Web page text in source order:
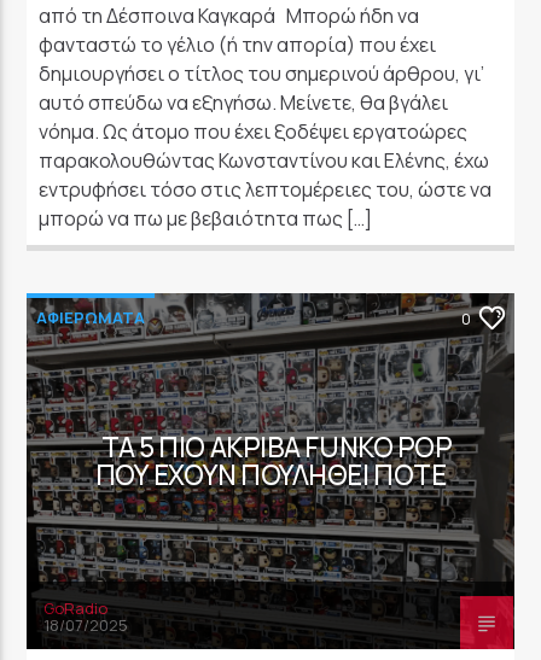
από τη Δέσποινα Καγκαρά Μπορώ ήδη να
φανταστώ το γέλιο (ή την απορία) που έχει
δημιουργήσει ο τίτλος του σημερινού άρθρου, γι’
αυτό σπεύδω να εξηγήσω. Μείνετε, θα βγάλει
νόημα. Ως άτομο που έχει ξοδέψει εργατοώρες
παρακολουθώντας Κωνσταντίνου και Ελένης, έχω
εντρυφήσει τόσο στις λεπτομέρειες του, ώστε να
μπορώ να πω με βεβαιότητα πως […]
ΑΦΙΕΡΩΜΑΤΑ 0
ΤΑ 5 ΠΙΟ ΑΚΡΙΒΆ FUNKO POP
ΠΟΥ ΈΧΟΥΝ ΠΟΥΛΗΘΕΊ ΠΟΤΈ
GoRadio
18/07/2025